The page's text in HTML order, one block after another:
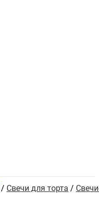
/ Свечи для торта /